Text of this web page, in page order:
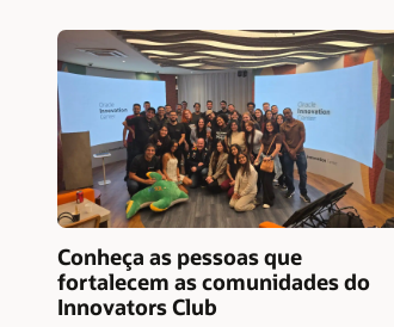
Conheça as pessoas que
fortalecem as comunidades do
Innovators Club